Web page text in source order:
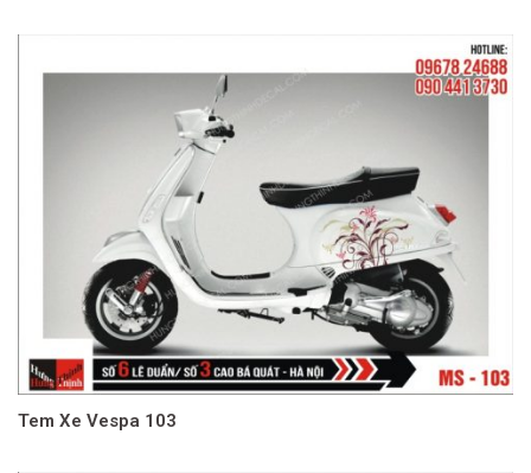
Tem Xe Vespa 103